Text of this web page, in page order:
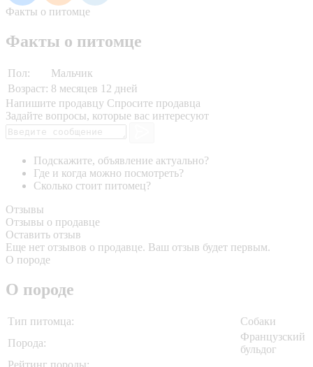
Факты о питомце
Факты о питомце
Пол:
Мальчик
Возраст: 8 месяцев 12 дней
Напишите продавцу Спросите продавца
Задайте вопросы, которые вас интересуют
Подскажите, объявление актуально?
Где и когда можно посмотреть?
Сколько стоит питомец?
Отзывы
Отзывы о продавце
Оставить отзыв
Еще нет отзывов о продавце. Ваш отзыв будет первым.
О породе
О породе
Тип питомца:
Собаки
Порода:
Французский
бульдог